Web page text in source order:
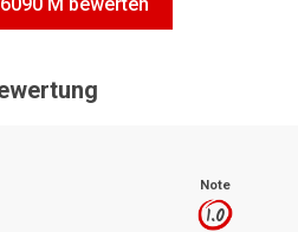
Note
1.0